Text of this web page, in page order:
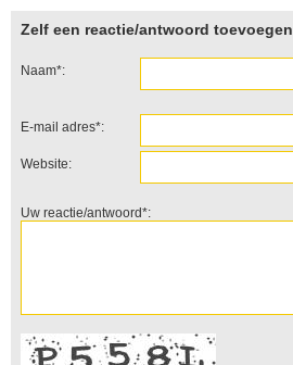
Zelf een reactie/antwoord toevoegen
Naam*:
E-mail adres*:
Website:
Uw reactie/antwoord*: